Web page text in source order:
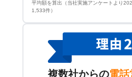
平均額を算出（当社実施アンケートより
1,533件）
複数社からの電